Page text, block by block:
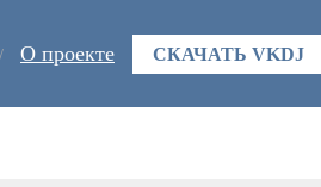
О проекте СКАЧАТЬ VKDJ